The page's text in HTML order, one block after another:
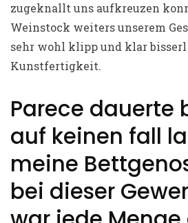
zugeknallt uns aufkreuzen
Weinstock weiters unserem
sehr wohl klipp und klar
Kunstfertigkeit.
Parece dauerte
auf keinen fall
meine
bei dieser